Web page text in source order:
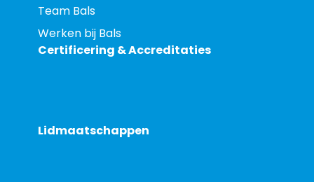
Team Bals
Werken bij Bals
Certificering & Accreditaties
Lidmaatschappen